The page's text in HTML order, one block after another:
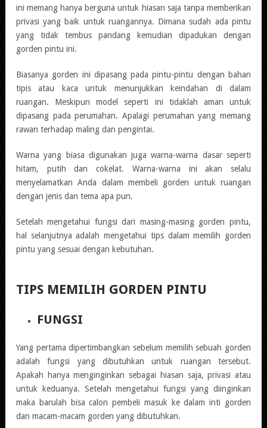
ini memang hanya berguna untuk hiasan saja tanpa memberikan
privasi yang baik untuk ruangannya. Dimana sudah ada pintu
yang tidak tembus pandang kemudian dipadukan dengan
gorden pintu ini.
Biasanya gorden ini dipasang pada pintu-pintu dengan bahan
tipis atau kaca untuk menunjukkan keindahan di dalam
ruangan. Meskipun model seperti ini tidaklah aman untuk
dipasang pada perumahan. Apalagi perumahan yang memang
rawan terhadap maling dan pengintai.
Warna yang biasa digunakan juga warna-warna dasar seperti
hitam, putih dan cokelat. Warna-warna ini akan selalu
menyelamatkan Anda dalam membeli gorden untuk ruangan
dengan jenis dan tema apa pun.
Setelah mengetahui fungsi dari masing-masing gorden pintu,
hal selanjutnya adalah mengetahui tips dalam memilih gorden
pintu yang sesuai dengan kebutuhan.
TIPS MEMILIH GORDEN PINTU
FUNGSI
Yang pertama dipertimbangkan sebelum memilih sebuah gorden
adalah fungsi yang dibutuhkan untuk ruangan tersebut.
Apakah hanya menginginkan sebagai hiasan saja, privasi atau
untuk keduanya. Setelah mengetahui fungsi yang diinginkan
maka barulah bisa calon pembeli masuk ke dalam inti gorden
dan macam-macam gorden yang dibutuhkan.